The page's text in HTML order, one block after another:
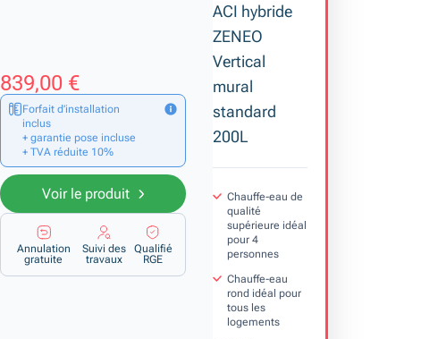
ACI hybride
ZENEO
Vertical
mural
standard
200L
Chauffe-eau de
qualité
supérieure idéal
pour 4
personnes
Chauffe-eau
rond idéal pour
tous les
logements
839,00 €
Forfait d’installation
inclus
+ garantie pose incluse
+ TVA réduite 10%
Voir le produit
Annulation
gratuite
Suivi des
travaux
Qualifié
RGE